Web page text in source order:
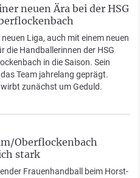
neuen Ära bei der HSG
Liga, auch mit einem neuen
die Handballerinnen der HSG
in die Saison. Sein
Team jahrelang geprägt.
zunächst um Geduld.
Oberflockenbach
stark
Frauenhandball beim Horst-